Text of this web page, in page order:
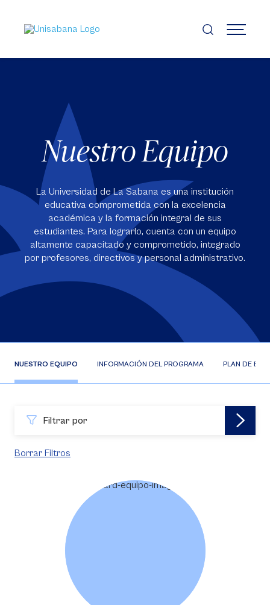
contenido
principal
MENÚ
Nuestro Equipo
La Universidad de La Sabana es una institución
educativa comprometida con la excelencia
académica y la formación integral de sus
estudiantes. Para lograrlo, cuenta con un equipo
altamente capacitado y comprometido, integrado
por profesores, directivos y personal administrativo.
NUESTRO EQUIPO INFORMACIÓN DEL PROGRAMA PLAN DE
Filtrar por
Borrar Filtros